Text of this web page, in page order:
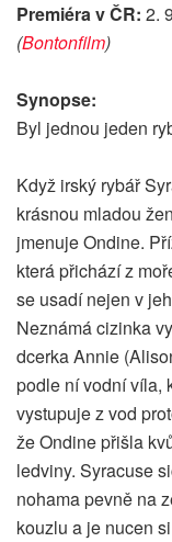
Premiéra v ČR: 2.
(Bontonfilm)
Synopse:
Byl jednou jeden
Když irský rybář
krásnou mladou
jmenuje Ondine.
která přichází z
se usadí nejen v
Neznámá cizinka
dcerka Annie
podle ní vodní víla,
vystupuje z vod
že Ondine přišla
ledviny. Syracuse
nohama pevně na
kouzlu a je nucen